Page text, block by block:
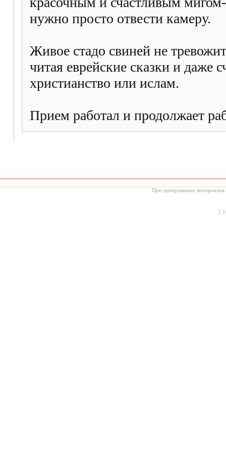
нужно просто отвести камеру.
Живое стадо свиней не
читая еврейские сказки и даже
христианство или ислам.
Прием работал и продолжает
При цитировании материалов
[